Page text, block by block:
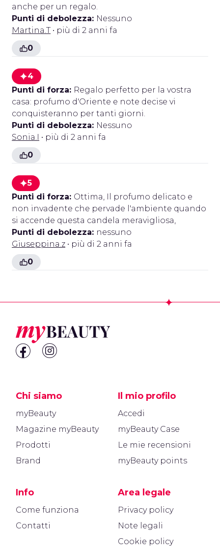
anche per un regalo.
Punti di debolezza: Nessuno
Martina.T • più di 2 anni fa
0
4
Punti di forza: Regalo perfetto per la vostra
casa: profumo d'Oriente e note decise vi
conquisteranno per tanti giorni.
Punti di debolezza: Nessuno
Sonia.I • più di 2 anni fa
0
5
Punti di forza: Ottima, Il profumo delicato e
non invadente che pervade l'ambiente quando
si accende questa candela meravigliosa,
Punti di debolezza: nessuno
Giuseppina.z • più di 2 anni fa
0
Chi siamo
myBeauty
Magazine myBeauty
Prodotti
Brand
Info
Come funziona
Contatti
Il mio profilo
Accedi
myBeauty Case
Le mie recensioni
myBeauty points
Area legale
Privacy policy
Note legali
Cookie policy